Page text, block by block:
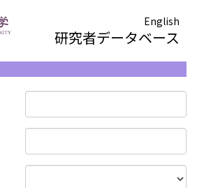
English
研究者データベース